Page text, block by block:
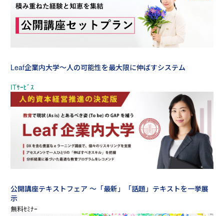
Leaf企業内大学～人の可能性を最大限に伸ばすシステム
公開講座テキストフェア ～「最新」「話題」テキストを一挙展
示